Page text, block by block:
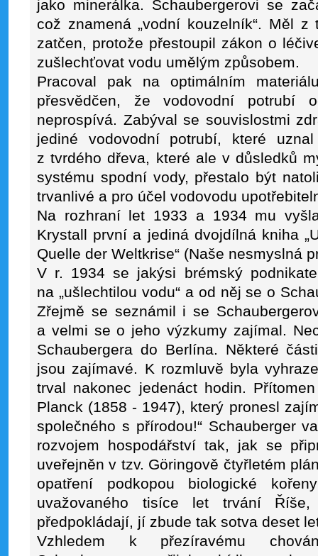
jako minerálka. Schaubergerovi se
což znamená „vodní kouzelník“. Měl
zatčen, protože přestoupil zákon o
zušlechťovat vodu umělým způsobem.
Pracoval pak na optimálním
přesvědčen, že vodovodní potrubí
neprospívá. Zabýval se souvislostmi
jediné vodovodní potrubí, které
z tvrdého dřeva, které ale v důsledků
systému spodní vody, přestalo být
trvanlivé a pro účel vodovodu
Na rozhraní let 1933 a 1934 mu
Krystall první a jediná dvojdílná kniha
Quelle der Weltkrise“ (Naše nesmyslná
V r. 1934 se jakýsi brémský
na „ušlechtilou vodu“ a od něj se o
Zřejmě se seznámil i se
a velmi se o jeho výzkumy zajímal.
Schaubergera do Berlína. Některé
jsou zajímavé. K rozmluvě byla
trval nakonec jedenáct hodin.
Planck (1858 - 1947), který pronesl
společného s přírodou!“ Schauberger
rozvojem hospodářství tak, jak se
uveřejněn v tzv. Göringově čtyřletém
opatření podkopou biologické
uvažovaného tisíce let trvání
předpokládají, jí zbude tak sotva deset
Vzhledem k přezíravému